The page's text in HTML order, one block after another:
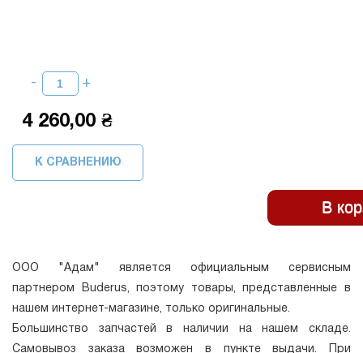
4 260,00 ₴
К СРАВНЕНИЮ
ООО "Адам" является официальным сервисным
партнером Buderus, поэтому товары, представленные в
нашем интернет-магазине, только оригинальные.
Большинство запчастей в наличии на нашем складе.
Самовывоз заказа возможен в пункте выдачи. При